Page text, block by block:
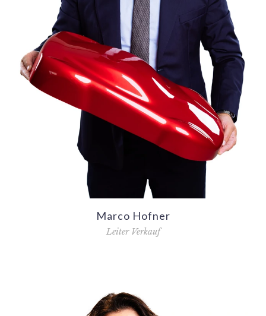
Marco Hofner
Leiter Verkauf